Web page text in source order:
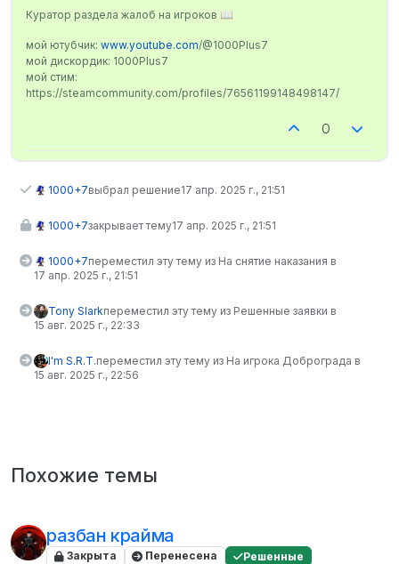
Куратор раздела жалоб на игроков 📖
мой ютубчик: www.youtube.com/@1000Plus7
мой дискордик: 1000Plus7
мой стим:
https://steamcommunity.com/profiles/76561199148498147/
0
1000+7выбрал решение17 апр. 2025 г., 21:51
1000+7закрывает тему17 апр. 2025 г., 21:51
1000+7переместил эту тему из На снятие наказания в
17 апр. 2025 г., 21:51
Tony Slarkпереместил эту тему из Решенные заявки в
15 авг. 2025 г., 22:33
I'm S.R.T.переместил эту тему из На игрока Доброграда в
15 авг. 2025 г., 22:56
Похожие темы
разбан крайма
Закрыта Перенесена
Решенные